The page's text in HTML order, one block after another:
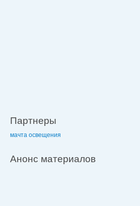
Партнеры
мачта освещения
Анонс материалов